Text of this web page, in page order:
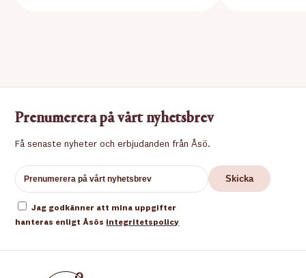
Prenumerera på vårt nyhetsbrev
Få senaste nyheter och erbjudanden från Åsö.
Jag godkänner att mina uppgifter
hanteras enligt Åsös integritetspolicy